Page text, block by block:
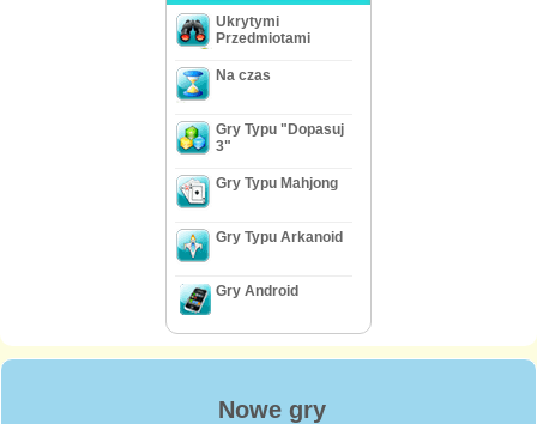
Ukrytymi
Przedmiotami
Na czas
Gry Typu "Dopasuj
3"
Gry Typu Mahjong
Gry Typu Arkanoid
Gry Android
Nowe gry